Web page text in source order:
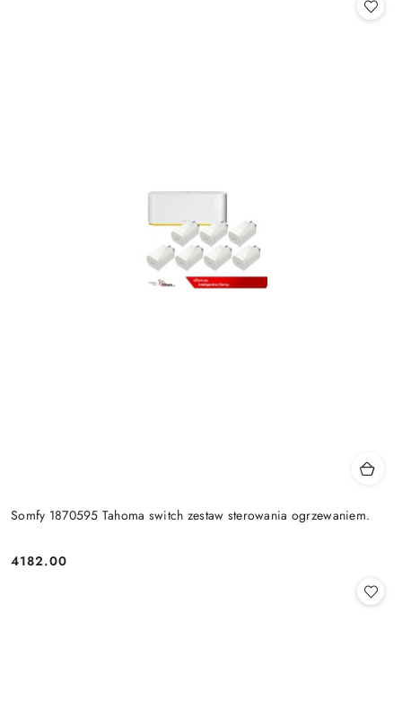
Somfy 1870595 Tahoma switch zestaw sterowania ogrzewaniem.
Cena:
4182.00